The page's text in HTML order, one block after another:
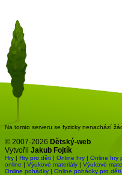
Na tomto serveru se fyzicky nenachází
© 2007-2026 Dětský-web
Vytvořil Jakub Fojtík
Hry | Hry pro děti | Online hry | Online hry
online | Výukové materiály | Výukové
Online pohádky | Online pohádky pro děti